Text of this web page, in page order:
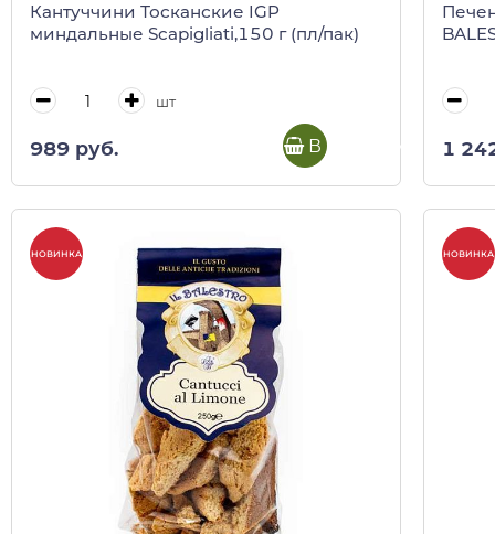
Кантуччини Тосканские IGP
миндальные Scapigliati,150 г (пл/пак)
шт
989 руб. В корзину 1
НОВИНКА НОВИНКА